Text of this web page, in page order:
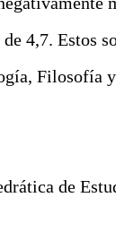
4,7. Estos
Filosofía
de